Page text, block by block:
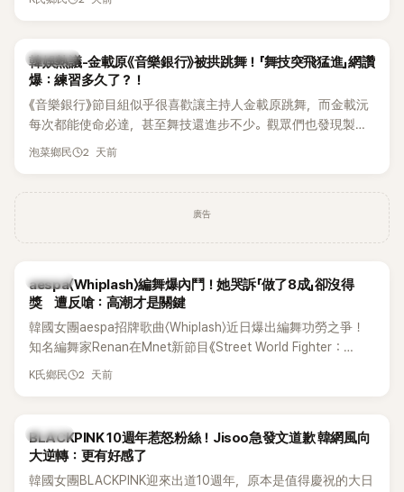
熱議討論
韓娛熱議-金載原《音樂銀行》被拱跳舞！「舞技突飛猛進」網讚
爆：練習多久了？！
《音樂銀行》節目組似乎很喜歡讓主持人金載原跳舞，而金載沅
每次都能使命必達，甚至舞技還進步不少。觀眾們也發現製作
單位對此樂此不疲。
泡菜鄉民 2 天前
廣告
K-POP
aespa〈Whiplash〉編舞爆內鬥！她哭訴「做了8成」卻沒得
獎 遭反嗆：高潮才是關鍵
韓國女團aespa招牌歌曲〈Whiplash〉近日爆出編舞功勞之爭！
知名編舞家Renan在Mnet新節目《Street World Fighter：
Directors' War》預告中，公開談及自己在〈Whiplash〉編舞上的
K氏鄉民 2 天前
K-POP
BLACKPINK 10週年惹怒粉絲！Jisoo急發文道歉 韓網風向
大逆轉：更有好感了
韓國女團BLACKPINK迎來出道10週年，原本是值得慶祝的大日